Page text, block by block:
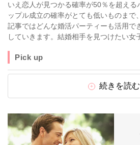
いえ恋人が見つかる確率が50％を超える
ップル成立の確率がとても低いものまで
記事ではどんな婚活パーティーも活用で
していきます。結婚相手を見つけたい女
Pick up
続きを読む